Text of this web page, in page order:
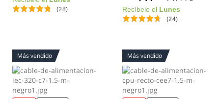
(28) Recíbelo el Lunes
(24)
Más vendido Más vendido